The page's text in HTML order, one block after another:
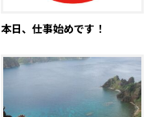
本日、仕事始めです！